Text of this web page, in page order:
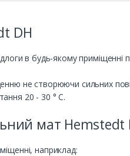
DH
в будь-якому приміщенні
не створюючи сильних
20 - 30 ° С.
мат Hemstedt
наприклад: